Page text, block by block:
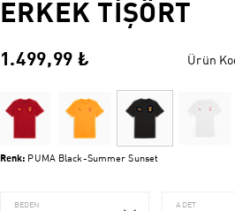
ERKEK TIŞÖRT
1.499,99 ₺ Ürün
Renk: PUMA Black-Summer Sunset
BEDEN ADET